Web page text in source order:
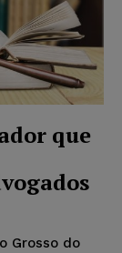
que
Grosso do